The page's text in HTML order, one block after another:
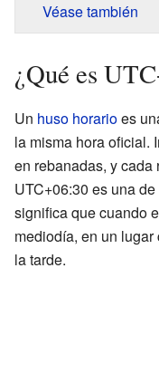
Véase también
¿Qué es
Un huso horarioes
la misma hora oficial.
en rebanadas, y cada
UTC+06:30 es una
significa que cuando
mediodía, en un
la tarde.